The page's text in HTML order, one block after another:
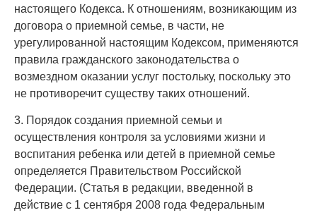
настоящего Кодекса. К отношениям, возникающим из
договора о приемной семье, в части, не
урегулированной настоящим Кодексом, применяются
правила гражданского законодательства о
возмездном оказании услуг постольку, поскольку это
не противоречит существу таких отношений.
3. Порядок создания приемной семьи и
осуществления контроля за условиями жизни и
воспитания ребенка или детей в приемной семье
определяется Правительством Российской
Федерации. (Статья в редакции, введенной в
действие с 1 сентября 2008 года Федеральным